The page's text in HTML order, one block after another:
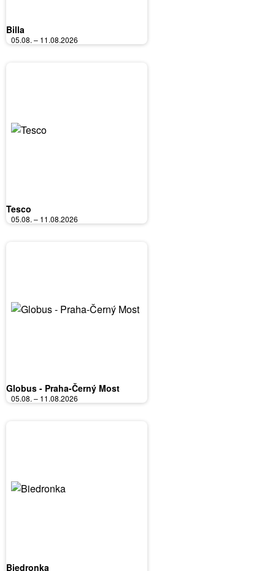
Billa
05.08. – 11.08.2026
Tesco
05.08. – 11.08.2026
Globus - Praha-Černý Most
05.08. – 11.08.2026
Biedronka